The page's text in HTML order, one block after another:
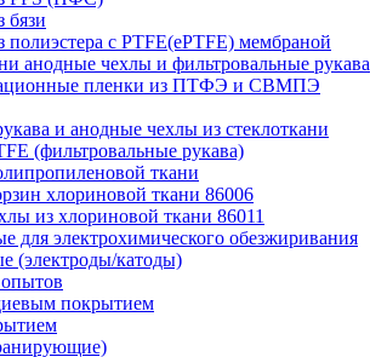
бязи
с PTFE(ePTFE) мембраной
анодные чехлы и фильтровальные рукава
пленки из ПТФЭ и СВМПЭ
и анодные чехлы из стеклоткани
(фильтровальные рукава)
ткани
хлориновой ткани 86006
из хлориновой ткани 86011
для электрохимического обезжиривания
(электроды/катоды)
покрытием